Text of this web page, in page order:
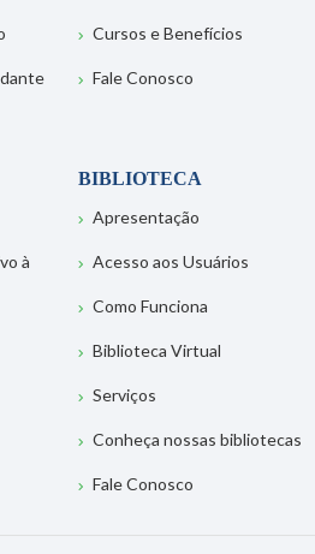
Cursos e Benefícios
Fale Conosco
à
BIBLIOTECA
Apresentação
Acesso aos Usuários
Como Funciona
Biblioteca Virtual
Serviços
Conheça nossas bibliotecas
Fale Conosco